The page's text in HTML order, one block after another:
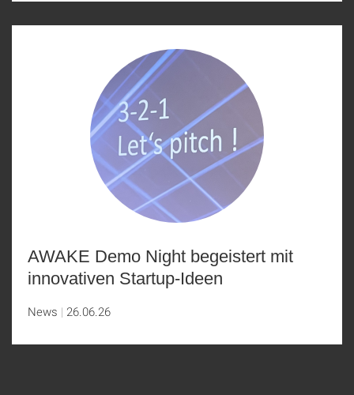
AWAKE Demo Night begeistert mit
innovativen Startup-Ideen
News 26.06.26